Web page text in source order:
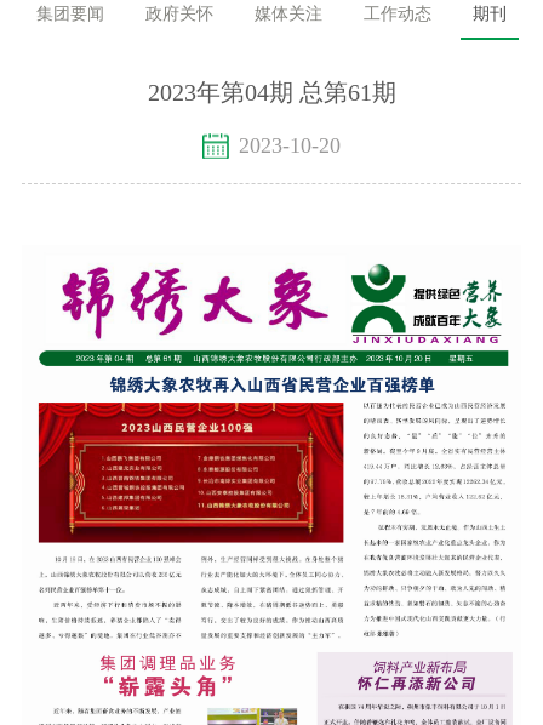
集团要闻 政府关怀 媒体关注 工作动态 期刊
2023年第04期 总第61期
2023-10-20